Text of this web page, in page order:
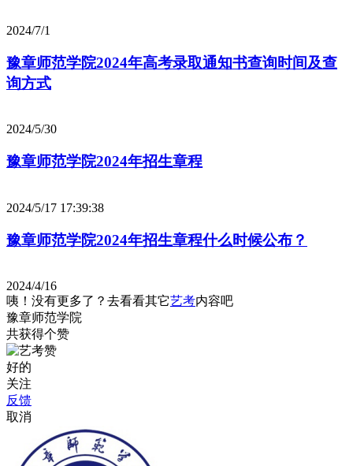
2024/7/1
豫章师范学院2024年高考录取通知书查询时间及查
询方式
2024/5/30
豫章师范学院2024年招生章程
2024/5/17 17:39:38
豫章师范学院2024年招生章程什么时候公布？
2024/4/16
咦！没有更多了？去看看其它艺考内容吧
豫章师范学院
共获得个赞
好的
关注
反馈
取消